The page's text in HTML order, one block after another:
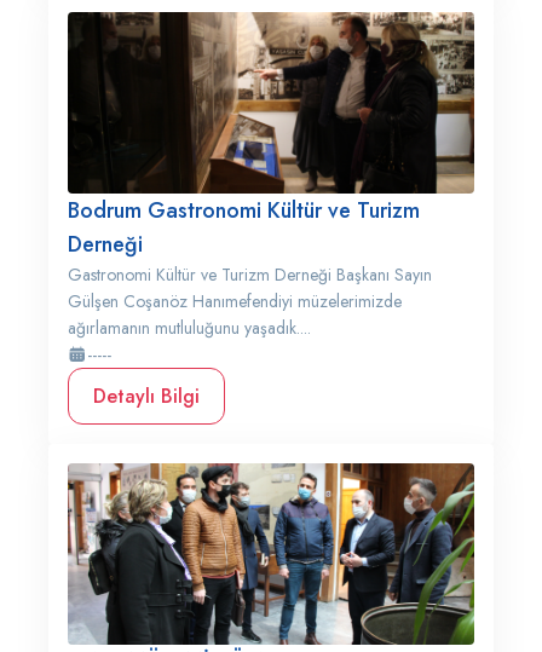
Bodrum Gastronomi Kültür ve Turizm
Derneği
Gastronomi Kültür ve Turizm Derneği Başkanı Sayın
Gülşen Coşanöz Hanımefendiyi müzelerimizde
ağırlamanın mutluluğunu yaşadık....
-----
Detaylı Bilgi